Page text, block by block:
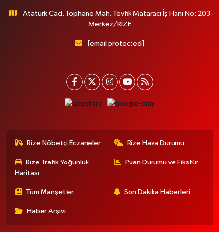
Atatürk Cad. Tophane Mah. Tevfik Mataracı İş Hanı No: 203
Merkez/RİZE
[email protected]
Rize Nöbetçi Eczaneler Rize Hava Durumu
Rize Trafik Yoğunluk
Haritası
Puan Durumu ve Fikstür
Tüm Manşetler Son Dakika Haberleri
Haber Arşivi